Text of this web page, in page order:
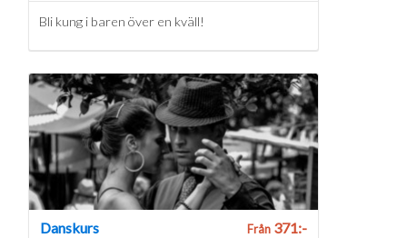
Bli kung i baren över en kväll!
Danskurs Från371:-